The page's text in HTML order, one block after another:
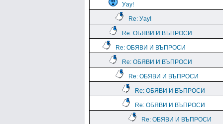
Уау!
Re: Уау!
Re: ОБЯВИ И ВЪПРОСИ
Re: ОБЯВИ И ВЪПРОСИ
Re: ОБЯВИ И ВЪПРОСИ
Re: ОБЯВИ И ВЪПРОСИ
Re: ОБЯВИ И ВЪПРОСИ
Re: ОБЯВИ И ВЪПРОСИ
Re: ОБЯВИ И ВЪПРОСИ